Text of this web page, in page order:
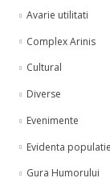
Avarie utilitati
Complex Arinis
Cultural
Diverse
Evenimente
Evidenta
Gura Humorului